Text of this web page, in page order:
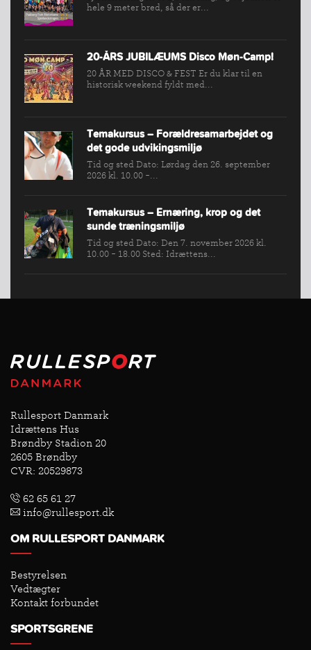
FORBUNDET
KONKURRENCER
hele 9 meter bred, så der er...
20-ÅRS JUBILÆUMS Disco Møn-Camp!
20 ÅR MED DISCO & FEST Er du klar til en
historisk weekend fyldt med...
Temakursus – Forældresamarbejdet og
det gode udvikingsmiljø
Tid og sted Dato: Lørdag den 26. september
2026 kl. 10.00 -...
Temakursus – Ernæring, krop og det
sunde træningsmiljø
Tid og sted Dato: Den 7. november 2026 kl.
10.00 - 18.00 Sted: Idrættens...
Rullesport Danmark
Idrættens Hus
Brøndby Stadion 20
2605 Brøndby
CVR: 20529873
62 65 61 27
info@rullesport.dk
OM RULLESPORT DANMARK
Bestyrelsen
Vedtægter
Kontakt forbundet
SPORTSGRENE